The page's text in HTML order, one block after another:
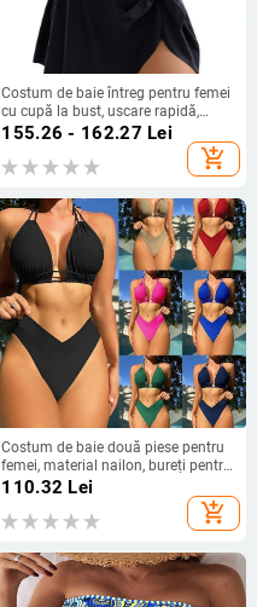
Costum de baie întreg pentru femei
cu cupă la bust, uscare rapidă,
elasticitate înaltă, din nailon 80/20
cu căptușeală de poliester, fără
mâneci, 195 g
155.26 - 162.27 Lei
add_shopping_cart
Costum de baie două piese pentru
femei, material nailon, bureți pentru
sâni, fără suport metalic, model
110.32 Lei
add_shopping_cart